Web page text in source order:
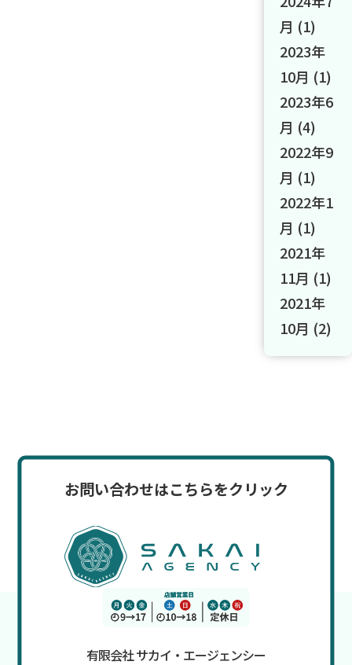
月 (1)
2023年
10月 (1)
2023年6
月 (4)
2022年9
月 (1)
2022年1
月 (1)
2021年
11月 (1)
2021年
10月 (2)
お問い合わせはこちらをクリック
有限会社 サカイ・エージェンシー